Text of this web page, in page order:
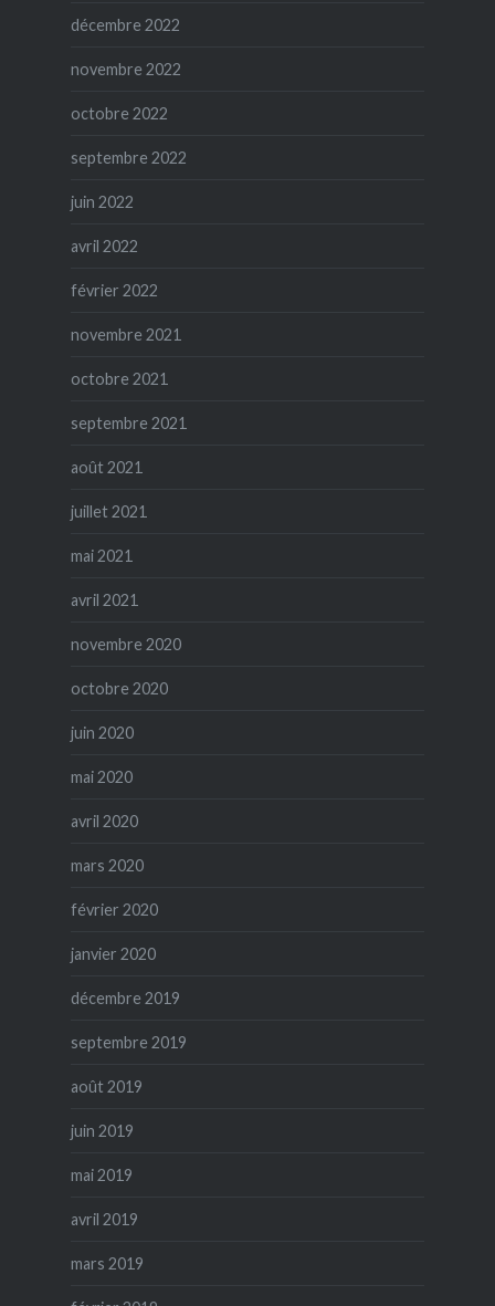
décembre 2022
novembre 2022
octobre 2022
septembre 2022
juin 2022
avril 2022
février 2022
novembre 2021
octobre 2021
septembre 2021
août 2021
juillet 2021
mai 2021
avril 2021
novembre 2020
octobre 2020
juin 2020
mai 2020
avril 2020
mars 2020
février 2020
janvier 2020
décembre 2019
septembre 2019
août 2019
juin 2019
mai 2019
avril 2019
mars 2019